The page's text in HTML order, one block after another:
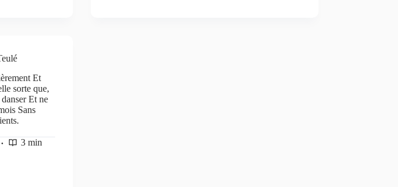
Et
sorte que,
Et ne
Sans
3 min